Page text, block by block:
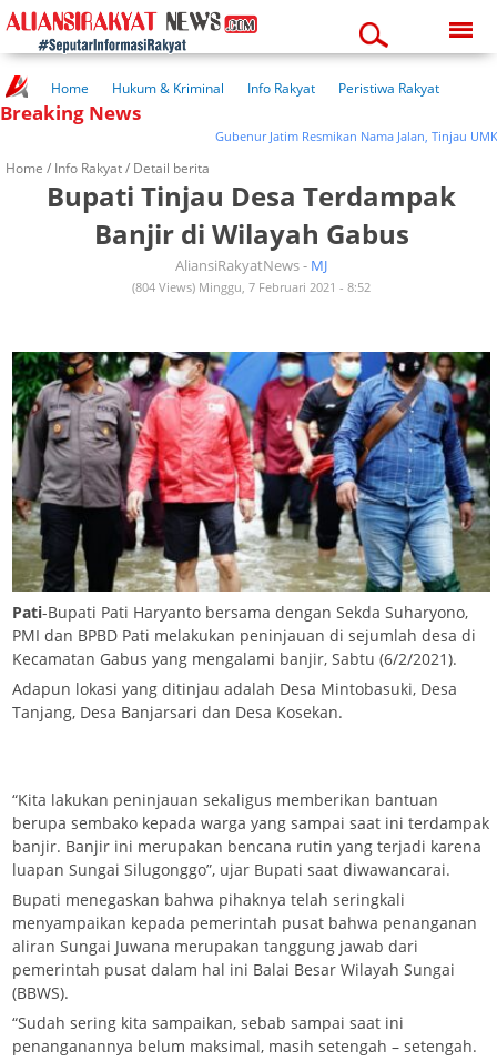
04:40:12 am
Home Hukum & Kriminal Info Rakyat
Peristiwa Rakyat
Kuliner Rakyat
Wisata Rakyat
Breaking News
Gubenur Jatim Resmikan Nama Jalan, Tinjau UMKM
Home / Info Rakyat/ Detail berita
Bupati Tinjau Desa Terdampak
Banjir di Wilayah Gabus
AliansiRakyatNews - MJ
(804 Views) Minggu, 7 Februari 2021 - 8:52
Pati-Bupati Pati Haryanto bersama dengan Sekda Suharyono,
PMI dan BPBD Pati melakukan peninjauan di sejumlah desa di
Kecamatan Gabus yang mengalami banjir, Sabtu (6/2/2021).
Adapun lokasi yang ditinjau adalah Desa Mintobasuki, Desa
Tanjang, Desa Banjarsari dan Desa Kosekan.
“Kita lakukan peninjauan sekaligus memberikan bantuan
berupa sembako kepada warga yang sampai saat ini terdampak
banjir. Banjir ini merupakan bencana rutin yang terjadi karena
luapan Sungai Silugonggo”, ujar Bupati saat diwawancarai.
Bupati menegaskan bahwa pihaknya telah seringkali
menyampaikan kepada pemerintah pusat bahwa penanganan
aliran Sungai Juwana merupakan tanggung jawab dari
pemerintah pusat dalam hal ini Balai Besar Wilayah Sungai
(BBWS).
“Sudah sering kita sampaikan, sebab sampai saat ini
penanganannya belum maksimal, masih setengah – setengah.